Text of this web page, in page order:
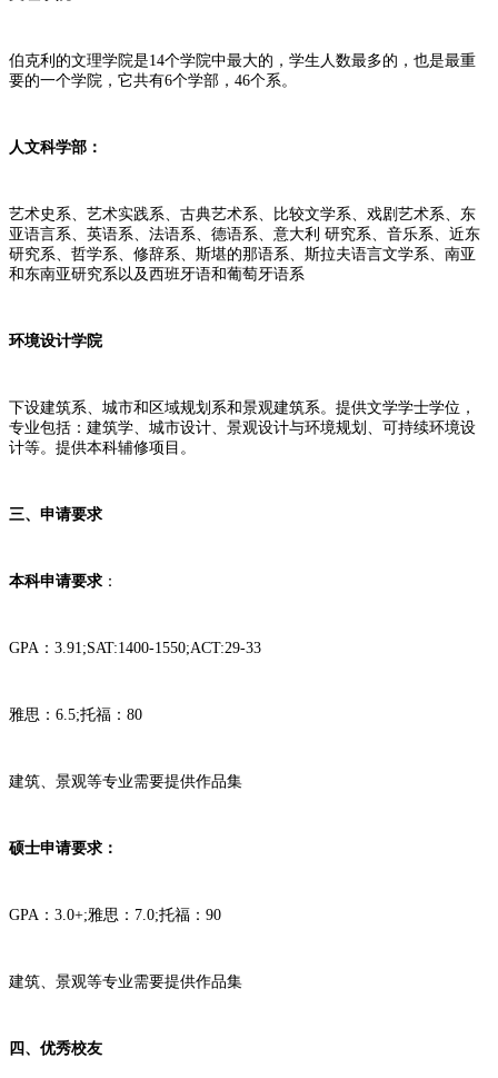
伯克利的文理学院是14个学院中最大的，学生人数最多的，也是最重
要的一个学院，它共有6个学部，46个系。
人文科学部：
艺术史系、艺术实践系、古典艺术系、比较文学系、戏剧艺术系、东
亚语言系、英语系、法语系、德语系、意大利 研究系、音乐系、近东
研究系、哲学系、修辞系、斯堪的那语系、斯拉夫语言文学系、南亚
和东南亚研究系以及西班牙语和葡萄牙语系
环境设计学院
下设建筑系、城市和区域规划系和景观建筑系。提供文学学士学位，
专业包括：建筑学、城市设计、景观设计与环境规划、可持续环境设
计等。提供本科辅修项目。
三、申请要求
本科申请要求 ：
GPA：3.91;SAT:1400-1550;ACT:29-33
雅思：6.5;托福：80
建筑、景观等专业需要提供作品集
硕士申请要求：
GPA：3.0+;雅思：7.0;托福：90
建筑、景观等专业需要提供作品集
四、优秀校友